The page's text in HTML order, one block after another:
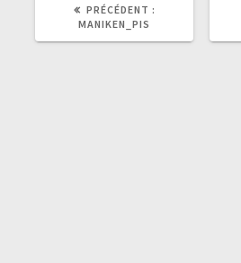
PRÉCÉDENT :
MANIKEN_PIS